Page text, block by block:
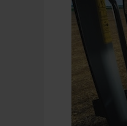
4
novembre
corso
per
telemetria
satellitare